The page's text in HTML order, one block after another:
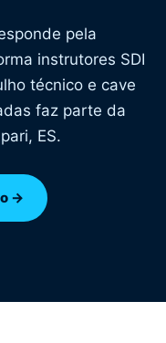
pela
instrutores SDI
técnico e cave
faz parte da
ES.
→